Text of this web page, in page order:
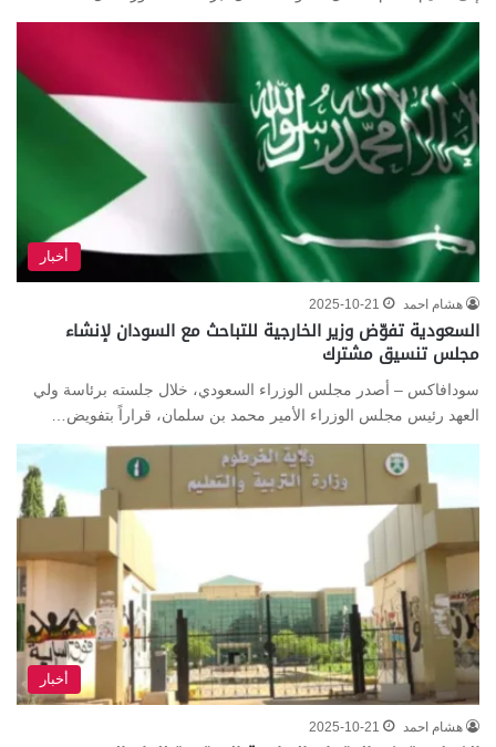
أخبار
هشام احمد 2025-10-21
السعودية تفوّض وزير الخارجية للتباحث مع السودان لإنشاء
مجلس تنسيق مشترك
سودافاكس – أصدر مجلس الوزراء السعودي، خلال جلسته برئاسة ولي
العهد رئيس مجلس الوزراء الأمير محمد بن سلمان، قراراً بتفويض…
أخبار
هشام احمد 2025-10-21